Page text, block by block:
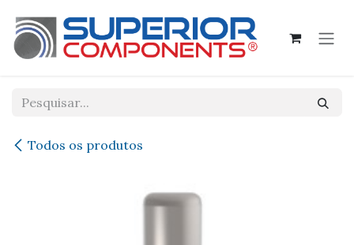
Todos os produtos